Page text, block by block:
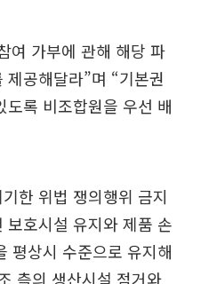
여 가부에 관해 해당 파
공해달라”며 “기본권
록 비조합원을 우선 배
한 위법 쟁의행위 금지
보호시설 유지와 제품 손
평상시 수준으로 유지해
측의 생산시설 점거와